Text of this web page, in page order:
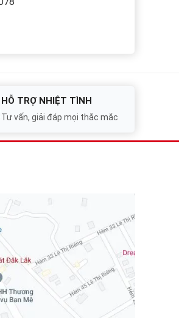
HỖ TRỢ NHIỆT TÌNH
Tư vấn, giải đáp mọi thắc mắc